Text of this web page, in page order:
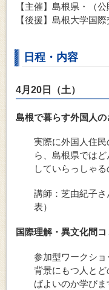
【主催】島根県・（
【後援】島根大学国
日程・内容
4月20日（土）
島根で暮らす外国人
実際に外国人住
ら、島根県では
していらっしゃる
講師：芝由紀子
表）
国際理解・異文化間
参加型ワークシ
背景にもつ人と
ばよいのか学びま